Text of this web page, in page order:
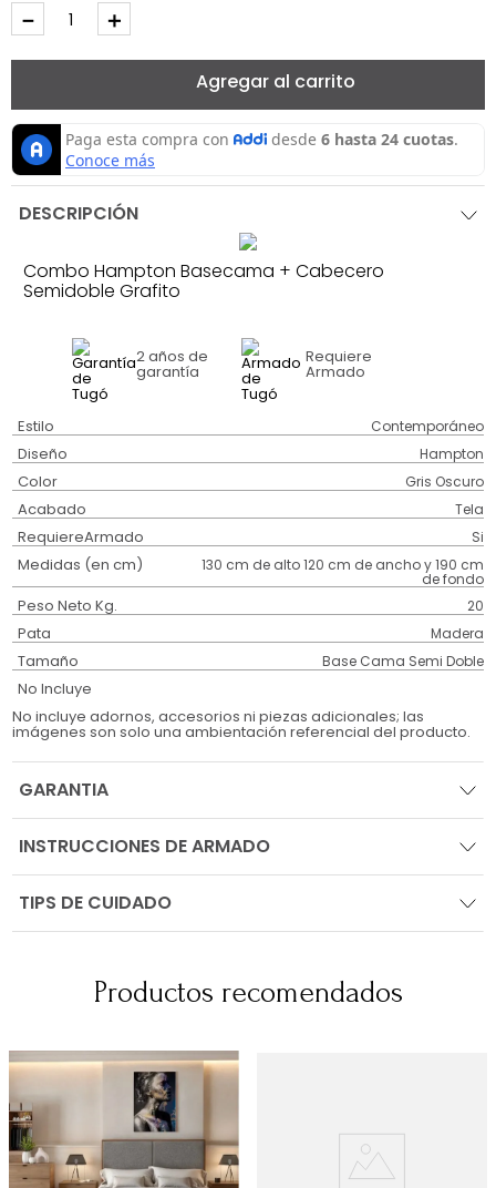
＋
－
Agregar al carrito
DESCRIPCIÓN
Combo Hampton Basecama + Cabecero
Semidoble Grafito
2 años de
garantía
Requiere
Armado
Estilo Contemporáneo
Diseño Hampton
Color Gris Oscuro
Acabado Tela
RequiereArmado Si
Medidas (en cm) 130 cm de alto 120 cm de ancho y 190 cm
de fondo
Peso Neto Kg. 20
Pata Madera
Tamaño Base Cama Semi Doble
No Incluye
No incluye adornos, accesorios ni piezas adicionales; las
imágenes son solo una ambientación referencial del producto.
GARANTIA
INSTRUCCIONES DE ARMADO
TIPS DE CUIDADO
Productos recomendados